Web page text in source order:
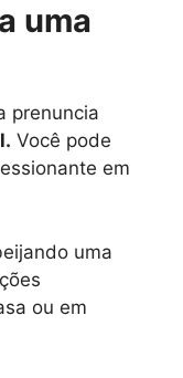
uma
prenuncia
Você pode
em
uma
ou em